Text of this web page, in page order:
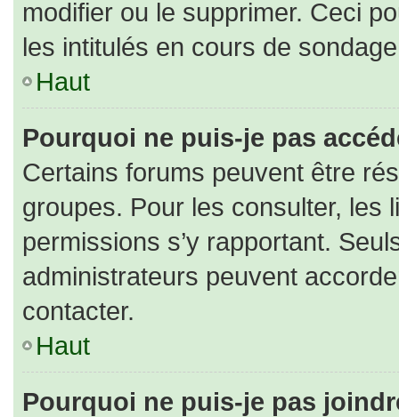
modifier ou le supprimer. Ceci
les intitulés en cours de
Haut
Pourquoi ne puis-je pas
Certains forums peuvent être
groupes. Pour les consulter, les
permissions s’y rapportant.
administrateurs peuvent
contacter.
Haut
Pourquoi ne puis-je pas